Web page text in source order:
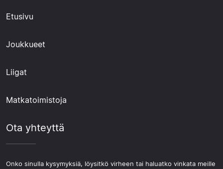
Etusivu
Joukkueet
Liigat
Matkatoimistoja
Ota yhteyttä
Onko sinulla kysymyksiä, löysitkö virheen tai haluatko vinkata meille